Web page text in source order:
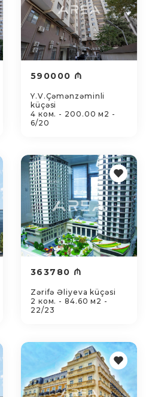
590000 ₼
Y.V.Çəmənzəminli
küçəsi
4 ком. - 200.00 м2 -
6/20
363780 ₼
Zərifə Əliyeva küçəsi
2 ком. - 84.60 м2 -
22/23